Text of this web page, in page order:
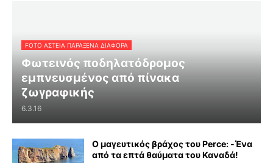
FOTO ΑΣΤΕΙΑ ΠΑΡΑΞΕΝΑ ΔΙΑΦΟΡΑ
Φωτεινός ποδηλατόδρομος
εμπνευσμένος από πίνακα
ζωγραφικής
6.3.16
Ο μαγευτικός βράχος του Perce: -Ένα
από τα επτά θαύματα του Καναδά!